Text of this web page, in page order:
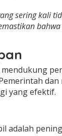
sering kali
dan
yang efektif.
adalah